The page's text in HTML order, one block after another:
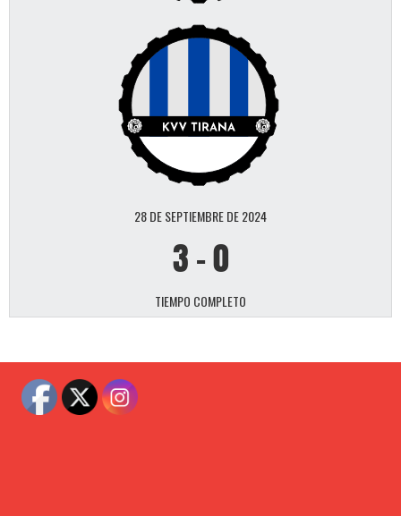
28 DE SEPTIEMBRE DE 2024
3-0
TIEMPO COMPLETO